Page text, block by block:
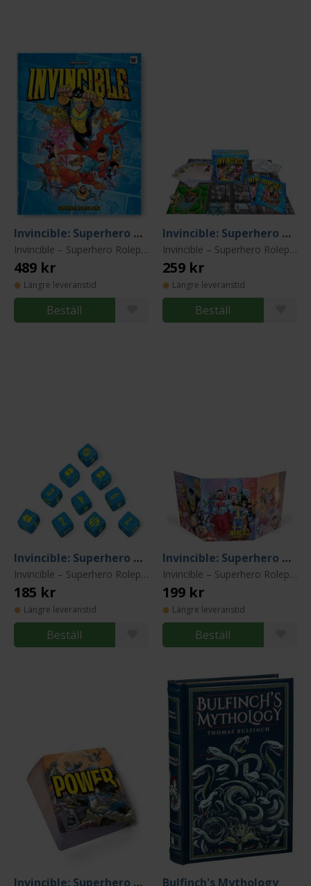
Invincible: Superhero Roleplaying Core Rules
Invincible – Superhero Roleplaying
489 kr
Längre leveranstid
Beställ
Invincible: Superhero Roleplaying Starter Set
Invincible – Superhero Roleplaying
259 kr
Längre leveranstid
Beställ
Invincible: Superhero Roleplaying Dice Set
Invincible – Superhero Roleplaying
185 kr
Längre leveranstid
Beställ
Invincible: Superhero Roleplaying GM Screen
Invincible – Superhero Roleplaying
199 kr
Längre leveranstid
Beställ
Invincible: Superhero Roleplaying Power Cards Bulfinch's Mythology